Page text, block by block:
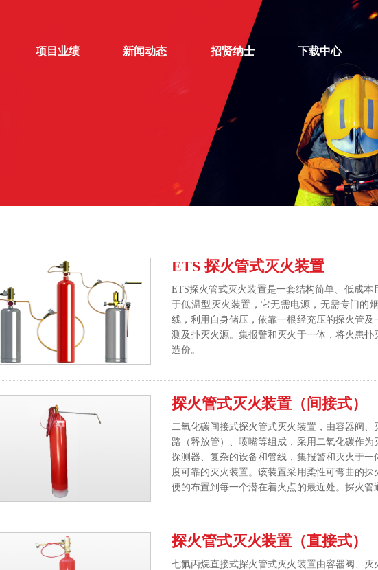
项目业绩 新闻动态 招贤纳士 下载中心
ETS 探火管式灭火装置
ETS探火管式灭火装置是一套结构简单、低成
于低温型灭火装置，它无需电源，无需专门的
线，利用自身储压，依靠一根经充压的探火管
测及扑灭火源。集报警和灭火于一体，将火患
造价。
探火管式灭火装置（间接式）
二氧化碳间接式探火管式灭火装置，由容器阀
路（释放管）、喷嘴等组成，采用二氧化碳作
探测器、复杂的设备和管线，集报警和灭火于
度可靠的灭火装置。该装置采用柔性可弯曲的
便的布置到每一个潜在着火点的最近处。探火
药剂通过灭火剂输送管路（释放管）输送至防护
探火管式灭火装置（直接式）
七氟丙烷直接式探火管式灭火装置由容器阀、灭